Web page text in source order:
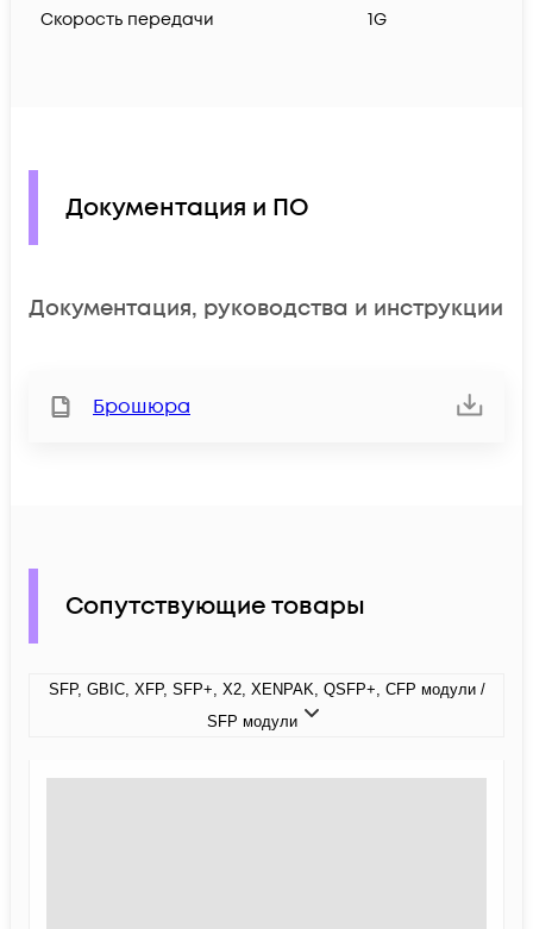
Скорость передачи 1G
Документация и ПО
Документация, руководства и инструкции
Брошюра
Сопутствующие товары
SFP, GBIC, XFP, SFP+, X2, XENPAK, QSFP+, CFP модули /
SFP модули